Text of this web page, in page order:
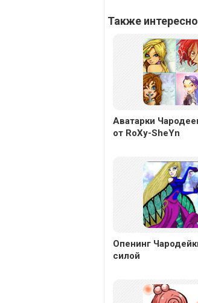
Также интересно
Аватарки
от RoXy-SheYn
Опенинг
силой